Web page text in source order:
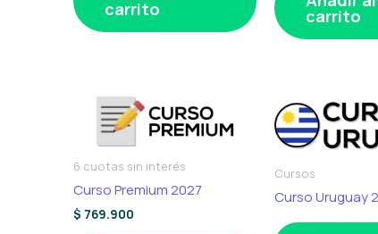
carrito carrito
6 cuotas sin interés
Curso Premium 2027
$ 769.900
Cursos
Curso Uruguay